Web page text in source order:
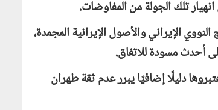
الإيراني والأصول الإيرانية المجمدة،
أحدث مسودة للاتفاق.
دليلًا إضافيًا يبرر عدم ثقة طهران